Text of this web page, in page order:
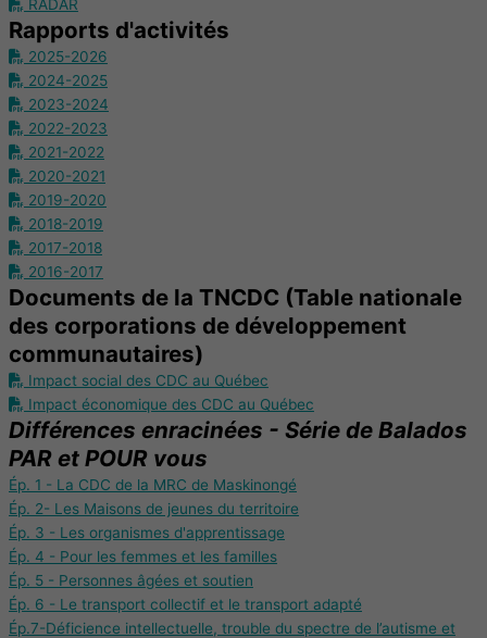
RADAR
Rapports d'activités
2025-2026
2024-2025
2023-2024
2022-2023
2021-2022
2020-2021
2019-2020
2018-2019
2017-2018
2016-2017
Documents de la TNCDC (Table nationale
des corporations de développement
communautaires)
Impact social des CDC au Québec
Impact économique des CDC au Québec
Différences enracinées - Série de Balados
PAR et POUR vous
Ép. 1 - La CDC de la MRC de Maskinongé
Ép. 2- Les Maisons de jeunes du territoire
Ép. 3 - Les organismes d'apprentissage
Ép. 4 - Pour les femmes et les familles
Ép. 5 - Personnes âgées et soutien
Ép. 6 - Le transport collectif et le transport adapté
Ép.7-Déficience intellectuelle, trouble du spectre de l’autisme et